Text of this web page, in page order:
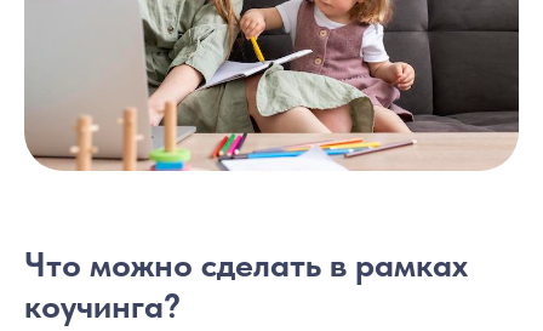
Что можно сделать в рамках
коучинга?